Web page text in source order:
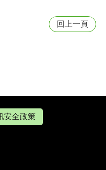
回上一頁
安全政策